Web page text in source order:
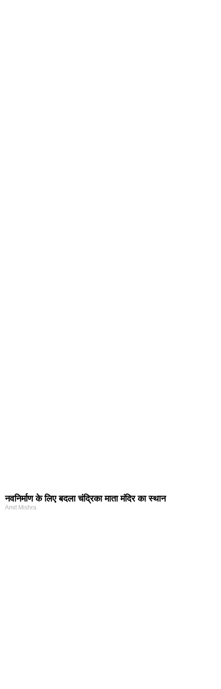
नवनिर्माण के लिए बदला चंद्रिका माता मंदिर का स्थान
Amit Mishra